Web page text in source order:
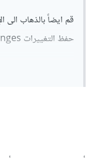
حفظ التغييرات Save Changes حتى يتم تحديث الإعدادات
إذا لازالت المشكلة